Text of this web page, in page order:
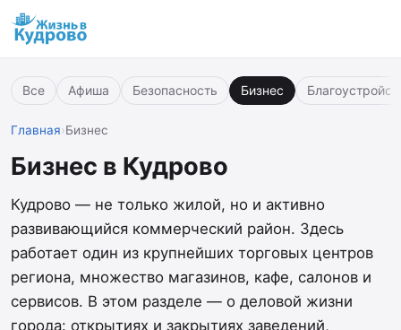
Все Афиша Безопасность Бизнес
Главная›Бизнес
Бизнес в Кудрово
Кудрово — не только жилой, но и активно
развивающийся коммерческий район. Здесь
работает один из крупнейших торговых центров
региона, множество магазинов, кафе, салонов и
сервисов. В этом разделе — о деловой жизни
города: открытиях и закрытиях заведений,